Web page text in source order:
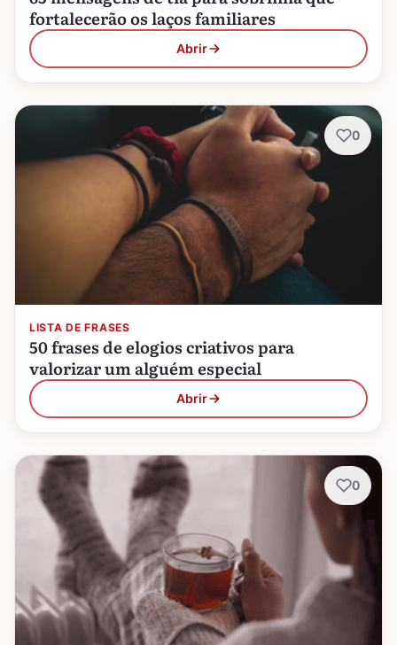
fortalecerão os laços familiares
Abrir
LISTA DE FRASES
50 frases de elogios criativos para
valorizar um alguém especial
Abrir
0
0